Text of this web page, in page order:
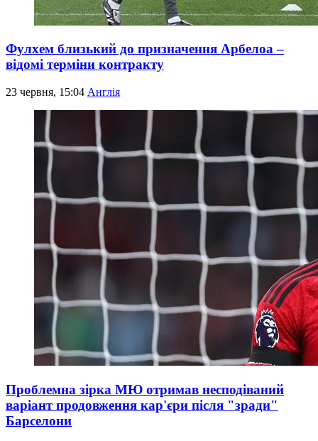
Фулхем близький до призначення Арбелоа –
відомі терміни контракту
23 червня, 15:04 Англія
Проблемна зірка МЮ отримав несподіваний
варіант продовження кар'єри після "зради"
Барселони